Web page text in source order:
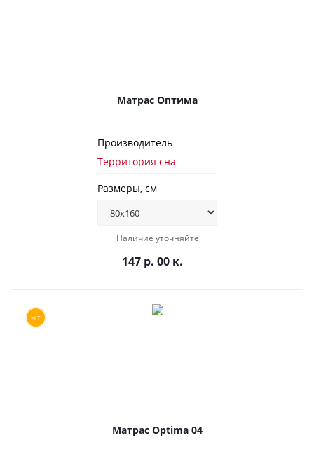
Матрас Оптима
Производитель
Территория сна
Размеры, см
Наличие уточняйте
147 р. 00 к.
HIT
Матрас Optima 04